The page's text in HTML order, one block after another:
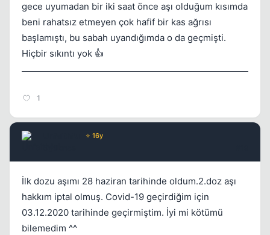
gece uyumadan bir iki saat önce aşı olduğum kısımda
beni rahatsız etmeyen çok hafif bir kas ağrısı
başlamıştı, bu sabah uyandığımda o da geçmişti.
Hiçbir sıkıntı yok 👍
1
⭐ 16y
İlk dozu aşımı 28 haziran tarihinde oldum.2.doz aşı
hakkım iptal olmuş. Covid-19 geçirdiğim için
03.12.2020 tarihinde geçirmiştim. İyi mi kötümü
bilemedim ^^